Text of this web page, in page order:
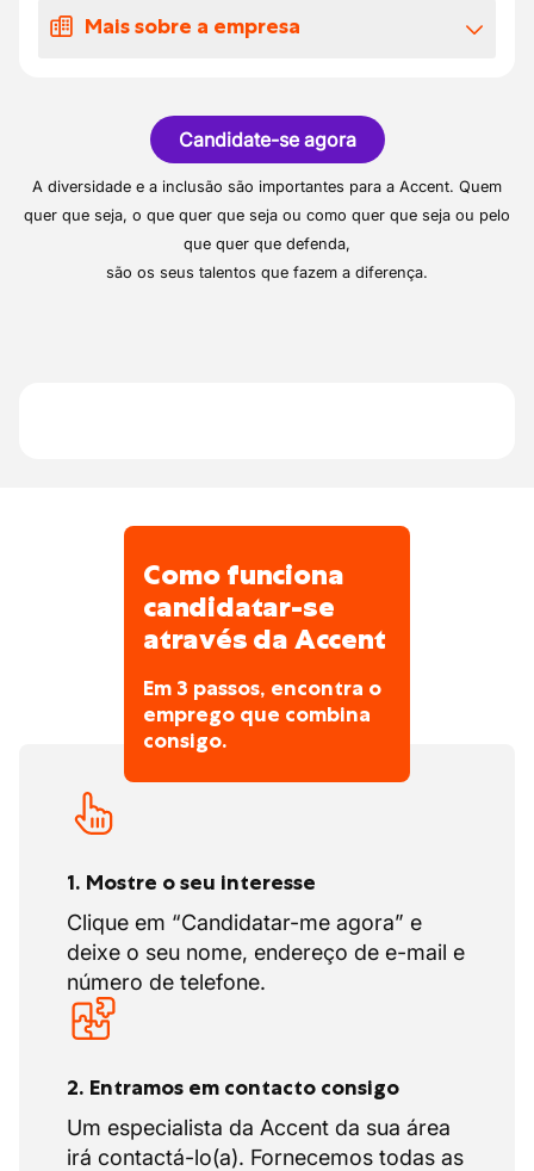
candidate-se por e-mail:
nathalie.cano@accentjobs.be
renovações.
Também efectua trabalhos de isolamento
e de revestimento, etc.
Mais sobre a empresa
coberturas que opera na região de Mons.
Emprega cerca de dez pessoas.
Accent Jobs combina a flexibilidade de uma
agência de trabalho temporário com a
qualidade de uma agência de seleção.
Oferecemos-lhe apenas empregos que
Candidate-se agora
A diversidade e a inclusão são importantes para a Accent. Quem
quer que seja, o que quer que seja ou como quer que seja ou pelo
que quer que defenda,
são os seus talentos que fazem a diferença.
Como funciona
candidatar-se
através da Accent
Em 3 passos, encontra o
emprego que combina
consigo.
1. Mostre o seu interesse
Clique em “Candidatar-me agora” e
deixe o seu nome, endereço de e-mail e
número de telefone.
2. Entramos em contacto consigo
Um especialista da Accent da sua área
irá contactá-lo(a). Fornecemos todas as